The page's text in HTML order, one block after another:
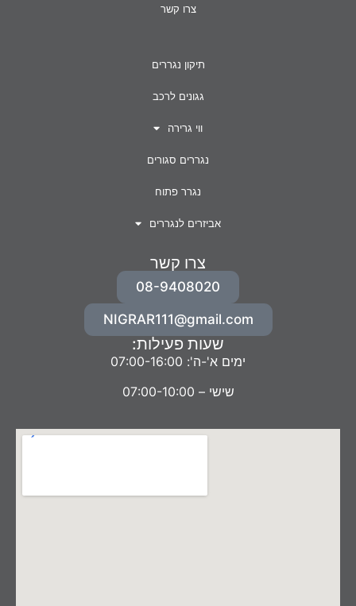
צרו קשר
תיקון נגררים
גגונים לרכב
ווי גרירה
נגררים סגורים
נגרר פתוח
אביזרים לנגררים
צרו קשר
08-9408020
NIGRAR111@gmail.com
שעות פעילות:
ימים א'-ה': 07:00-16:00
שישי – 07:00-10:00